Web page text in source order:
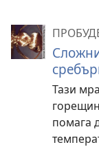
Тази
помага